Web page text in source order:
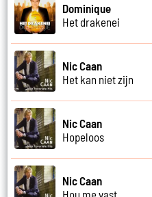
Dominique
Het drakenei
Nic Caan
Het kan niet zijn
Nic Caan
Hopeloos
Nic Caan
Hou me vast